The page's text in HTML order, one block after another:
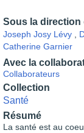
Sous la direction
Joseph Josy Lévy
Catherine Garnier
Avec la
Collaborateurs
Collection
Santé
Résumé
La santé est au